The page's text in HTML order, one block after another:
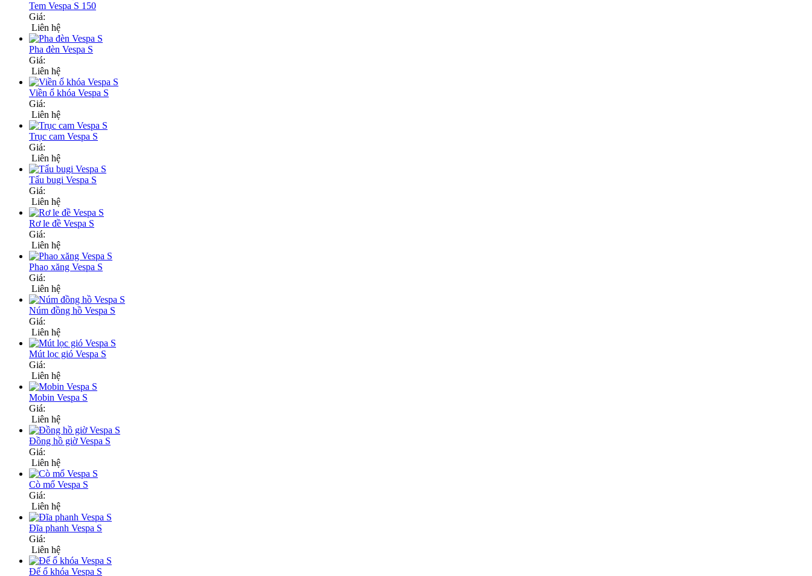
Tem Vespa S 150
Giá:
Liên hệ
Pha đèn Vespa S
Giá:
Liên hệ
Viền ổ khóa Vespa S
Giá:
Liên hệ
Trục cam Vespa S
Giá:
Liên hệ
Tẩu bugi Vespa S
Giá:
Liên hệ
Rơ le đề Vespa S
Giá:
Liên hệ
Phao xăng Vespa S
Giá:
Liên hệ
Núm đồng hồ Vespa S
Giá:
Liên hệ
Mút lọc gió Vespa S
Giá:
Liên hệ
Mobin Vespa S
Giá:
Liên hệ
Đồng hồ giờ Vespa S
Giá:
Liên hệ
Cò mổ Vespa S
Giá:
Liên hệ
Đĩa phanh Vespa S
Giá:
Liên hệ
Đế ổ khóa Vespa S